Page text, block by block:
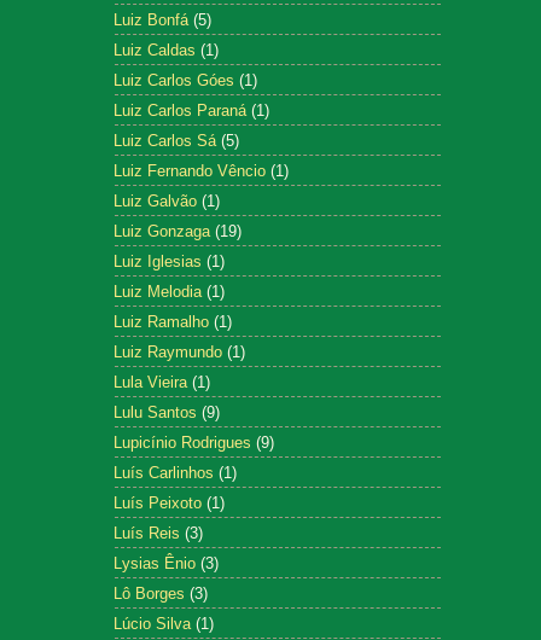
Luiz Bonfá (5)
Luiz Caldas (1)
Luiz Carlos Góes (1)
Luiz Carlos Paraná (1)
Luiz Carlos Sá (5)
Luiz Fernando Vêncio (1)
Luiz Galvão (1)
Luiz Gonzaga (19)
Luiz Iglesias (1)
Luiz Melodia (1)
Luiz Ramalho (1)
Luiz Raymundo (1)
Lula Vieira (1)
Lulu Santos (9)
Lupicínio Rodrigues (9)
Luís Carlinhos (1)
Luís Peixoto (1)
Luís Reis (3)
Lysias Ênio (3)
Lô Borges (3)
Lúcio Silva (1)